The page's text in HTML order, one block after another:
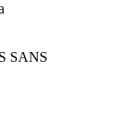
SANS